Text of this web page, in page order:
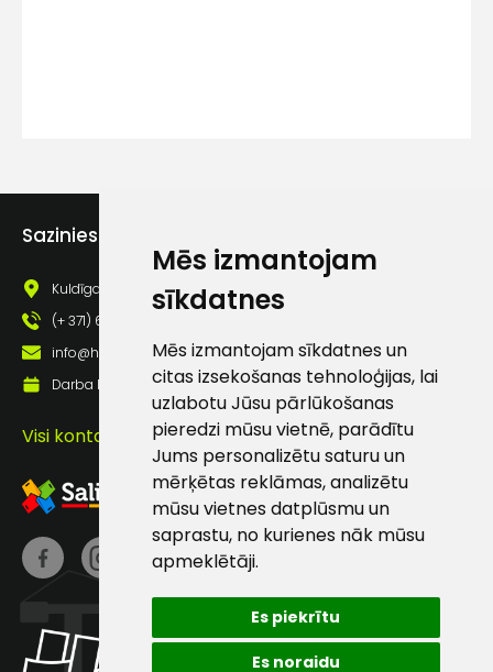
Mēs izmantojam
sīkdatnes
Mēs izmantojam sīkdatnes un
citas izsekošanas tehnoloģijas, lai
uzlabotu Jūsu pārlūkošanas
pieredzi mūsu vietnē, parādītu
Jums personalizētu saturu un
mērķētas reklāmas, analizētu
mūsu vietnes datplūsmu un
saprastu, no kurienes nāk mūsu
apmeklētāji.
Es piekrītu
Es noraidu
Sazinies ar mums
Kuldīgas iela 69a, Saldus, Saldus nov., LV - 3801
(+ 371) 63 881 186
info@hards.lv
Darba laiks: Darbadienās: 8:00 - 17:00
Visi kontakti
Sūtīt ziņojumu
Klientu
atbalsts
Darbdienās:
8:00 – 17:00
info@hards.lv